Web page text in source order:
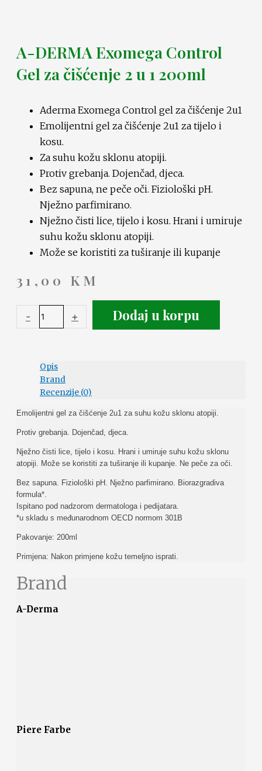
A-DERMA Exomega Control
Gel za čišćenje 2 u 1 200ml
Aderma Exomega Control gel za čišćenje 2u1
Emolijentni gel za čišćenje 2u1 za tijelo i
kosu.
Za suhu kožu sklonu atopiji.
Protiv grebanja. Dojenčad, djeca.
Bez sapuna, ne peče oči. Fiziološki pH.
Nježno parfimirano.
Nježno čisti lice, tijelo i kosu. Hrani i umiruje
suhu kožu sklonu atopiji.
Može se koristiti za tuširanje ili kupanje
31,00 KM
- + Dodaj u korpu
Opis
Brand
Recenzije (0)
Emolijentni gel za čišćenje 2u1 za suhu kožu sklonu atopiji.
Protiv grebanja. Dojenčad, djeca.
Nježno čisti lice, tijelo i kosu. Hrani i umiruje suhu kožu sklonu
atopiji. Može se koristiti za tuširanje ili kupanje. Ne peče za oči.
Bez sapuna. Fiziološki pH. Nježno parfimirano. Biorazgradiva
formula*.
Ispitano pod nadzorom dermatologa i pedijatara.
*u skladu s međunarodnom OECD normom 301B
Pakovanje: 200ml
Primjena: Nakon primjene kožu temeljno isprati.
Brand
A-Derma
Piere Farbe